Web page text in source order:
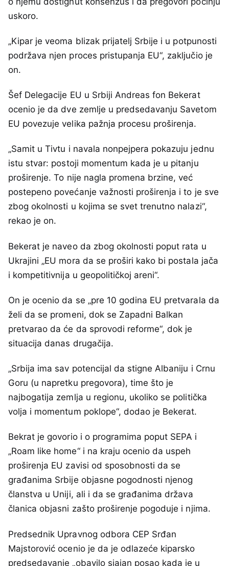
uskoro.
„Kipar je veoma blizak prijatelj Srbije i u potpunosti
podržava njen proces pristupanja EU“, zaključio je
on.
Šef Delegacije EU u Srbiji Andreas fon Bekerat
ocenio je da dve zemlje u predsedavanju Savetom
EU povezuje velika pažnja procesu proširenja.
„Samit u Tivtu i navala nonpejpera pokazuju jednu
istu stvar: postoji momentum kada je u pitanju
proširenje. To nije nagla promena brzine, već
postepeno povećanje važnosti proširenja i to je sve
zbog okolnosti u kojima se svet trenutno nalazi“,
rekao je on.
Bekerat je naveo da zbog okolnosti poput rata u
Ukrajini „EU mora da se proširi kako bi postala jača
i kompetitivnija u geopolitičkoj areni“.
On je ocenio da se „pre 10 godina EU pretvarala da
želi da se promeni, dok se Zapadni Balkan
pretvarao da će da sprovodi reforme“, dok je
situacija danas drugačija.
„Srbija ima sav potencijal da stigne Albaniju i Crnu
Goru (u napretku pregovora), time što je
najbogatija zemlja u regionu, ukoliko se politička
volja i momentum poklope“, dodao je Bekerat.
Bekrat je govorio i o programima poput SEPA i
„Roam like home“ i na kraju ocenio da uspeh
proširenja EU zavisi od sposobnosti da se
građanima Srbije objasne pogodnosti njenog
članstva u Uniji, ali i da se građanima država
članica objasni zašto proširenje pogoduje i njima.
Predsednik Upravnog odbora CEP Srđan
Majstorović ocenio je da je odlazeće kiparsko
predsedavanje „obavilo sjajan posao kada je u